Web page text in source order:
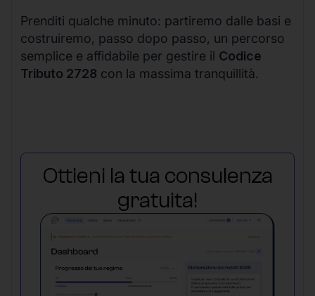
Prenditi qualche minuto: partiremo dalle basi e
costruiremo, passo dopo passo, un percorso
semplice e affidabile per gestire il Codice
Tributo 2728 con la massima tranquillità.
Ottieni la tua consulenza
gratuita!